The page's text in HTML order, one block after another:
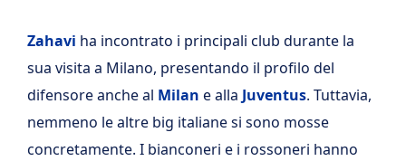
Zahavi ha incontrato i principali club durante la
sua visita a Milano, presentando il profilo del
difensore anche al Milan e alla Juventus. Tuttavia,
nemmeno le altre big italiane si sono mosse
concretamente. I bianconeri e i rossoneri hanno